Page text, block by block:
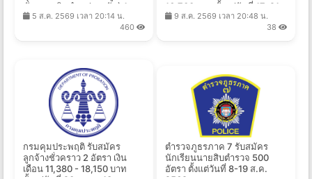
ชั่วคราวเงินบำรุง(รายวัน) 1
อัตรา จ้างวันละ 305 บาท ตั้งแต่
5 ส.ค. 2569 เวลา 20:14 น.
460
16,700 บาท ตั้งแต่วันที่ 17-21
ส.ค. 2569
9 ส.ค. 2569 เวลา 20:48 น.
38
กรมคุมประพฤติ รับสมัคร
ลูกจ้างชั่วคราว 2 อัตรา เงิน
เดือน 11,380 - 18,150 บาท
ตำรวจภูธรภาค 7 รับสมัคร
นักเรียนนายสิบตำรวจ 500
อัตรา ตั้งแต่วันที่ 8-19 ส.ค.